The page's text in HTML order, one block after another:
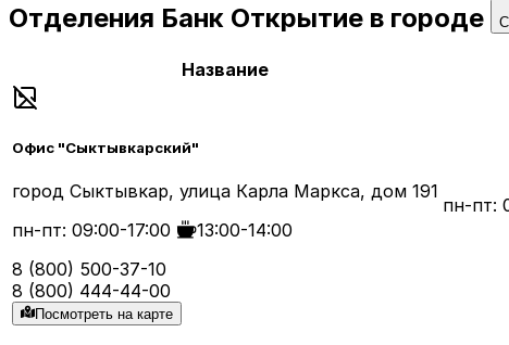
Отделения Банк Открытие в городе
Название
Офис "Сыктывкарский"
город Сыктывкар, улица Карла Маркса, дом 191
пн-пт: 09:00-17:00
13:00-14:00
8 (800) 500-37-10
8 (800) 444-44-00
Посмотреть на карте
пн-пт: